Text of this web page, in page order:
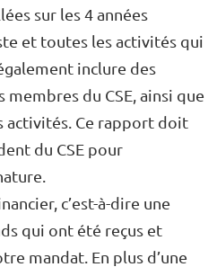
sur les 4 années
et toutes les activités qui
inclure des
du CSE, ainsi que
activités. Ce rapport doit
du CSE pour
c’est-à-dire une
qui ont été reçus et
mandat. En plus d’une